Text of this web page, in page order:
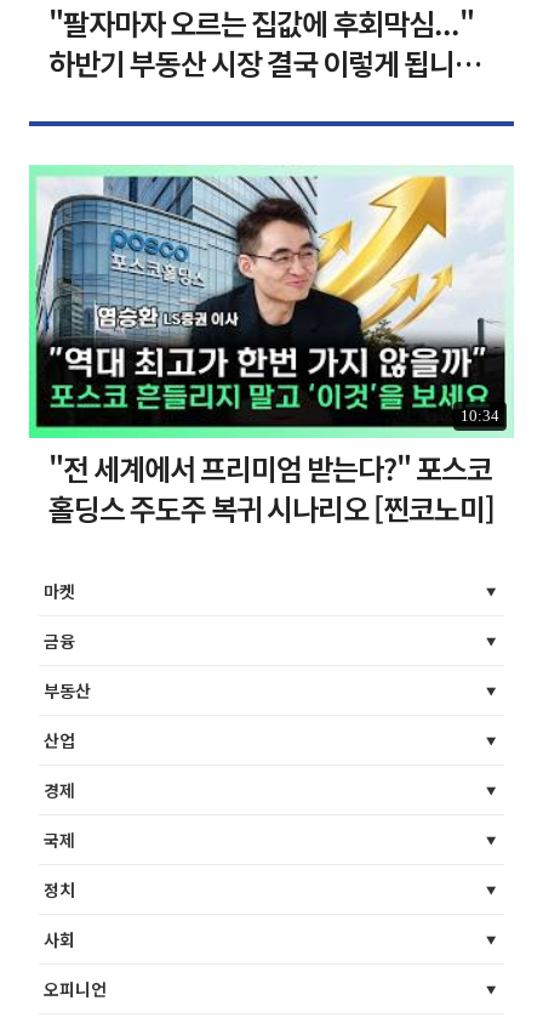
"팔자마자 오르는 집값에 후회막심..."
하반기 부동산 시장 결국 이렇게 됩니다 I
10:34
"전 세계에서 프리미엄 받는다?" 포스코
홀딩스 주도주 복귀 시나리오 [찐코노미]
마켓
금융
부동산
산업
경제
국제
정치
사회
오피니언